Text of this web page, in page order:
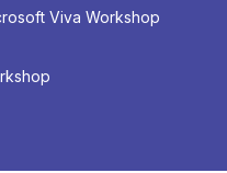
Viva Workshop